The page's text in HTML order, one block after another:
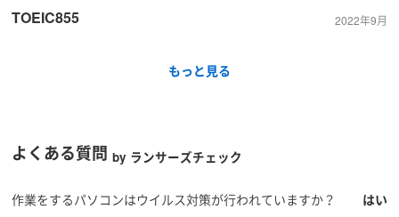
TOEIC855 2022年9月
もっと見る
よくある質問by ランサーズチェック
作業をするパソコンはウイルス対策が行われていますか？ はい